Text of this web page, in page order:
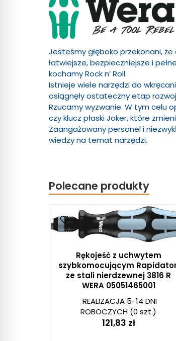
Jesteśmy głęboko przekonani,
łatwiejsze, bezpieczniejsze i
kochamy Rock n’ Roll.
Istnieje wiele narzędzi do
osiągnęły ostateczny etap
Rzucamy wyzwanie. W tym celu
czy klucz płaski Joker, które
Zaangażowany personel i
wiedzy na temat narzędzi.
Polecane produkty
Rękojeść z uchwytem
szybkomocującym
ze stali nierdzewnej 3816 R
WERA 05051465001
REALIZACJA 5-14 DNI
ROBOCZYCH (0 szt.)
121,83 zł